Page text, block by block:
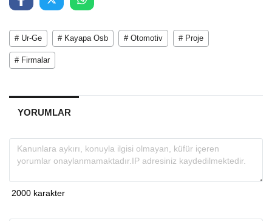
# Ur-Ge # Kayapa Osb # Otomotiv # Proje
# Firmalar
YORUMLAR